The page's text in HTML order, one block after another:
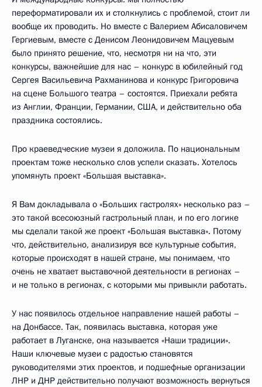
переформатировали их и столкнулись с проблемой, стоит ли
вообще их проводить. Но вместе с Валерием Абисаловичем
Гергиевым, вместе с Денисом Леонидовичем Мацуевым
было принято решение, что, несмотря ни на что, эти
конкурсы, важнейшие для нас – конкурс в юбилейный год
Сергея Васильевича Рахманинова и конкурс Григоровича
на сцене Большого театра – состоятся. Приехали ребята
из Англии, Франции, Германии, США, и действительно оба
праздника состоялись.
Про краеведческие музеи я доложила. По национальным
проектам тоже несколько слов успели сказать. Хотелось
упомянуть проект «Большая выставка».
Я Вам докладывала о «Больших гастролях» несколько раз –
это такой всесоюзный гастрольный план, и по его логике
мы сделали такой же проект «Большая выставка». Потому
что, действительно, анализируя все культурные события,
которые происходят в нашей стране, мы понимаем, что
очень не хватает выставочной деятельности в регионах –
и не только в регионах, с которыми мы привыкли работать.
У нас появилось отдельное направление нашей работы –
на Донбассе. Так, появилась выставка, которая уже
работает в Луганске, она называется «Наши традиции».
Наши ключевые музеи с радостью становятся
руководителями этих проектов, и подшефные организации
ЛНР и ДНР действительно получают возможность вернуться